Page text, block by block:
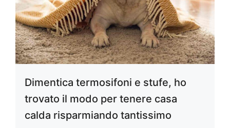
Dimentica termosifoni e stufe, ho
trovato il modo per tenere casa
calda risparmiando tantissimo